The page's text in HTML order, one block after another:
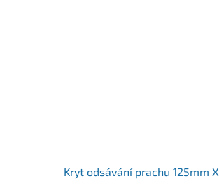
Kryt odsávání prachu 125mm